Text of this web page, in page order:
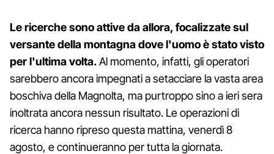
Le ricerche sono attive da allora, focalizzate sul
versante della montagna dove l'uomo è stato visto
per l'ultima volta.Al momento, infatti, gli operatori
sarebbero ancora impegnati a setacciare la vasta area
boschiva della Magnolta, ma purtroppo sino a ieri sera
inoltrata ancora nessun risultato. Le operazioni di
ricerca hanno ripreso questa mattina, venerdì 8
agosto, e continueranno per tutta la giornata.